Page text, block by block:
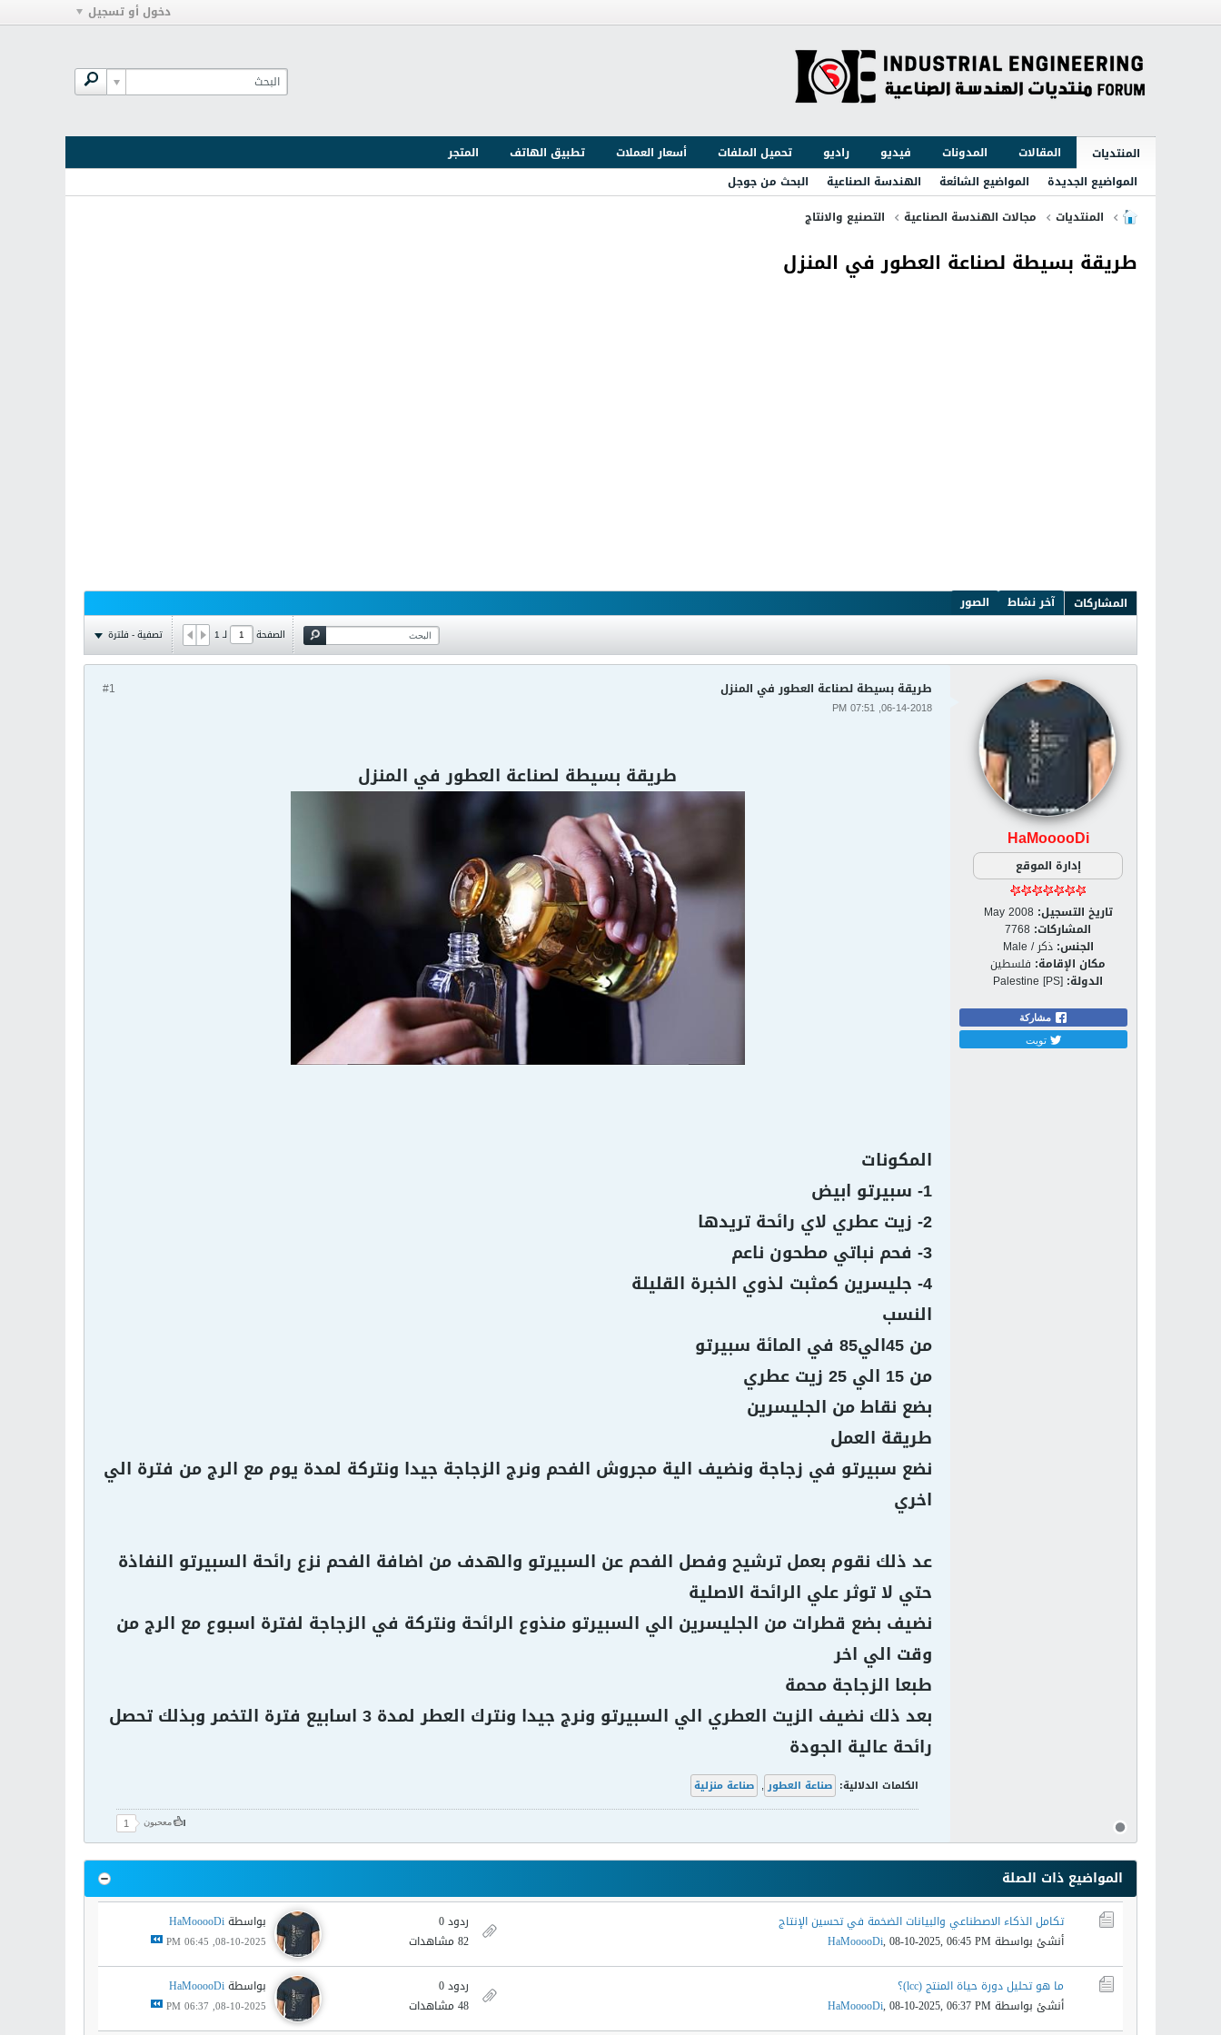
دخول أو تسجيل
المنتديات المقالات المدونات فيديو راديو تحميل الملفات أسعار العملات تطبيق الهاتف
المتجر
المواضيع الجديدة
المواضيع الشائعة الهندسة الصناعية
البحث من جوجل
المنتديات
مجالات الهندسة الصناعية التصنيع والانتاج
طريقة بسيطة لصناعة العطور في المنزل
المشاركات آخر نشاط الصور
الصفحة لـ1 تصفية - فلترة
HaMooooDi
إدارة الموقع
تاريخ التسجيل: May 2008
المشاركات: 7768
الجنس: ذكر / Male
مكان الإقامة: فلسطين
الدولة: Palestine [PS]
مشاركة
تويت
#1 طريقة بسيطة لصناعة العطور في المنزل
06-14-2018, 07:51 PM
طريقة بسيطة لصناعة العطور في المنزل
المكونات
1- سبيرتو ابيض
2- زيت عطري لاي رائحة تريدها
3- فحم نباتي مطحون ناعم
4- جليسرين كمثبت لذوي الخبرة القليلة
النسب
من 45الي85 في المائة سبيرتو
من 15 الي 25 زيت عطري
بضع نقاط من الجليسرين
طريقة العمل
نضع سبيرتو في زجاجة ونضيف الية مجروش الفحم ونرج الزجاجة جيدا ونتركة لمدة يوم مع الرج من فترة الي
اخري
عد ذلك نقوم بعمل ترشيح وفصل الفحم عن السبيرتو والهدف من اضافة الفحم نزع رائحة السبيرتو النفاذة
حتي لا توثر علي الرائحة الاصلية
نضيف بضع قطرات من الجليسرين الي السبيرتو منذوع الرائحة ونتركة في الزجاجة لفترة اسبوع مع الرج من
وقت الي اخر
طبعا الزجاجة محمة
بعد ذلك نضيف الزيت العطري الي السبيرتو ونرج جيدا ونترك العطر لمدة 3 اسابيع فترة التخمر وبذلك تحصل
رائحة عالية الجودة
الكلمات الدلالية: صناعة العطور , صناعة منزلية
معحبون 1
المواضيع ذات الصلة
تكامل الذكاء الاصطناعي والبيانات الضخمة في تحسين الإنتاج
أنشئ بواسطة
HaMooooDi,08-10-2025, 06:45 PM
ردود 0
82 مشاهدات
بواسطةHaMooooDi
08-10-2025, 06:45 PM
ما هو تحليل دورة حياة المنتج (lcc)؟
أنشئ بواسطة
HaMooooDi,08-10-2025, 06:37 PM
ردود 0
48 مشاهدات
بواسطةHaMooooDi
08-10-2025, 06:37 PM